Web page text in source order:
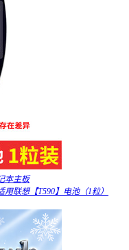
本主板
用联想【T590】电池（1粒）